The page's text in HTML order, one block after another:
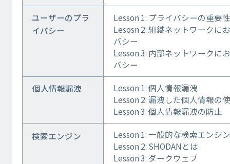
ユーザーのプラ
イバシー
Lesson 1: プライバシーの重要
Lesosn 2: 組織ネットワークに
バシー
Lesson 3: 内部ネットワークに
バシー
個人情報漏洩
Lesson 1: 個人情報漏洩
Lesson 2: 漏洩した個人情報の
Lesson 3: 個人情報漏洩の防止
検索エンジン
Lesson 1: 一般的な検索エンジ
Lesson 2: SHODANとは
Lesson 3: ダークウェブ